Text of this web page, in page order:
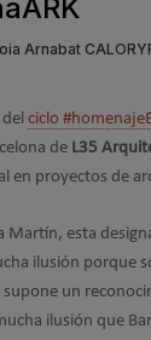
Arnabat
del ciclo
de L35
en proyectos de
Martín, esta
ilusión porque
un
ilusión que